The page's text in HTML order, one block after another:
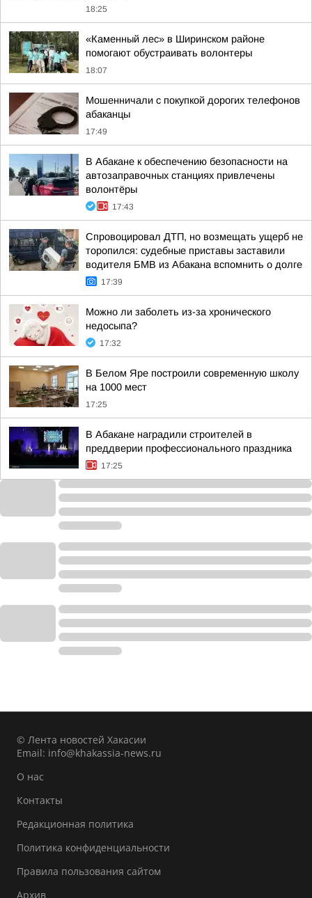
18:25
«Каменный лес» в Ширинском районе
помогают обустраивать волонтеры
18:07
Мошенничали с покупкой дорогих телефонов
абаканцы
17:49
В Абакане к обеспечению безопасности на
автозаправочных станциях привлечены
волонтёры
17:43
Спровоцировал ДТП, но возмещать ущерб не
торопился: судебные приставы заставили
водителя БМВ из Абакана вспомнить о долге
17:39
Можно ли заболеть из-за хронического
недосыпа?
17:32
В Белом Яре построили современную школу
на 1000 мест
17:25
В Абакане наградили строителей в
преддверии профессионального праздника
17:25
© Лента новостей Хакасии
Email: info@khakassia-news.ru
О нас
Контакты
Редакционная политика
Политика конфиденциальности
Правила пользования сайтом
Архив